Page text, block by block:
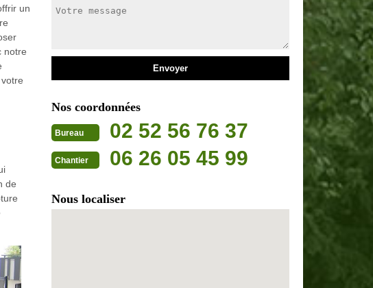
un
notre
de
Nos coordonnées
Bureau 02 52 56 76 37
Chantier 06 26 05 45 99
Nous localiser